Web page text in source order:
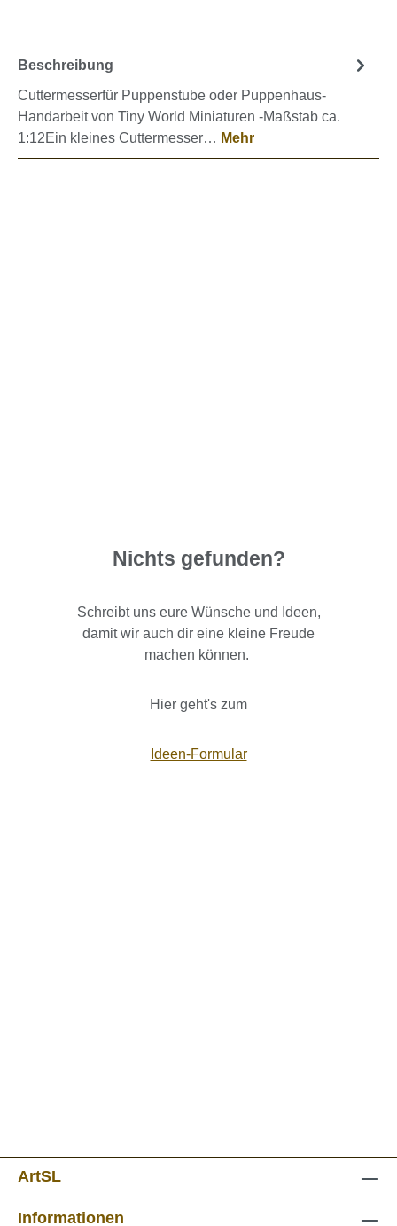
Beschreibung
Cuttermesserfür Puppenstube oder Puppenhaus-
Handarbeit von Tiny World Miniaturen -Maßstab ca.
1:12Ein kleines Cuttermesser… Mehr
Nichts gefunden?
Schreibt uns eure Wünsche und Ideen,
damit wir auch dir eine kleine Freude
machen können.
Hier geht's zum
Ideen-Formular
ArtSL
Informationen